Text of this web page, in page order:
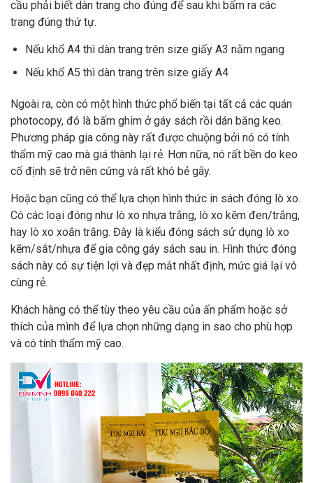
cầu phải biết dàn trang cho đúng để sau khi bấm ra các
trang đúng thứ tự.
Nếu khổ A4 thì dàn trang trên size giấy A3 nằm ngang
Nếu khổ A5 thì dàn trang trên size giấy A4
Ngoài ra, còn có một hình thức phổ biến tại tất cả các quán
photocopy, đó là bấm ghim ở gáy sách rồi dán băng keo.
Phương pháp gia công này rất được chuộng bởi nó có tính
thẩm mỹ cao mà giá thành lại rẻ. Hơn nữa, nó rất bền do keo
cố định sẽ trở nên cứng và rất khó bẻ gãy.
Hoặc bạn cũng có thể lựa chọn hình thức in sách đóng lò xo.
Có các loại đóng như lò xo nhựa trắng, lò xo kẽm đen/trắng,
hay lò xo xoắn trắng. Đây là kiểu đóng sách sử dụng lò xo
kẽm/sắt/nhựa để gia công gáy sách sau in. Hình thức đóng
sách này có sự tiện lợi và đẹp mắt nhất định, mức giá lại vô
cùng rẻ.
Khách hàng có thể tùy theo yêu cầu của ấn phẩm hoặc sở
thích của mình để lựa chọn những dạng in sao cho phù hợp
và có tính thẩm mỹ cao.